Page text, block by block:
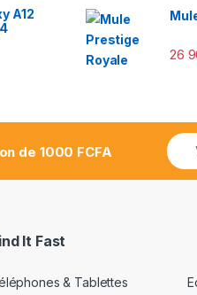
A12
26
de 1000 FCFA
E
m
a
It Fast
& Tablettes